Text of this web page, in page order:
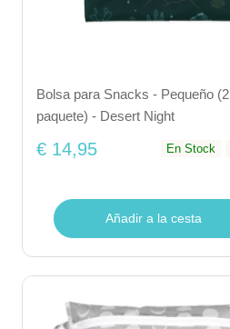
Bolsa para Snacks - Pequeño (2
paquete) - Desert Night
€ 14,95 En Stock
Añadir a la cesta